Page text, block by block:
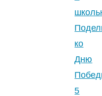
ко
Дню
5